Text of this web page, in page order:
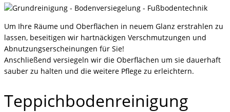
Um Ihre Räume und Oberflächen in neuem Glanz erstrahlen zu
lassen, beseitigen wir hartnäckigen Verschmutzungen und
Abnutzungserscheinungen für Sie!
Anschließend versiegeln wir die Oberflächen um sie dauerhaft
sauber zu halten und die weitere Pflege zu erleichtern.
Teppichbodenreinigung